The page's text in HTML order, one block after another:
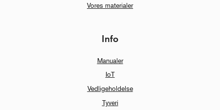
Vores materialer
Info
Manualer
IoT
Vedligeholdelse
Tyveri